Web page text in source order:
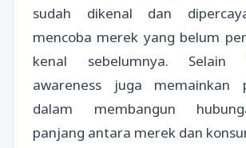
sudah dikenal dan
mencoba merek yang belum
kenal sebelumnya.
awareness juga memainkan
dalam membangun
panjang antara merek dan